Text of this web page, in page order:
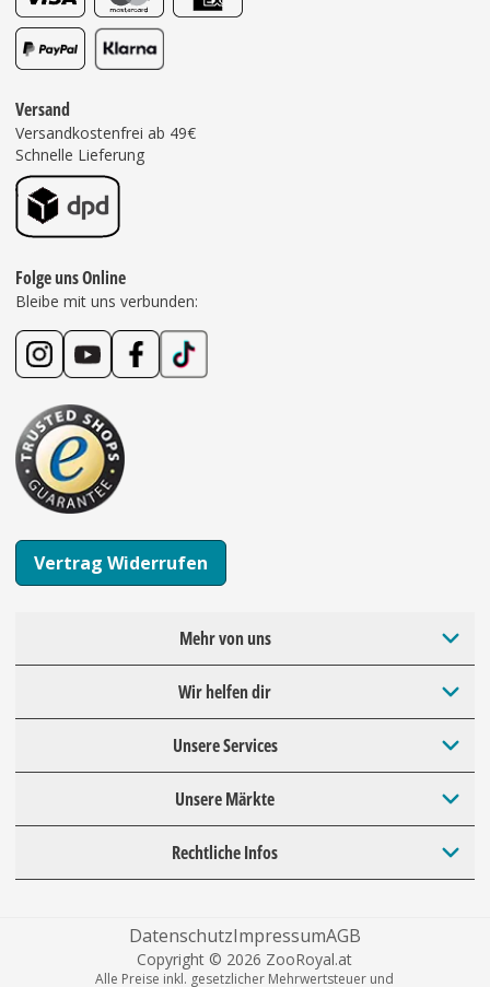
Versand
Versandkostenfrei ab 49€
Schnelle Lieferung
Folge uns Online
Bleibe mit uns verbunden:
Vertrag Widerrufen
Mehr von uns
Wir helfen dir
Unsere Services
Unsere Märkte
Rechtliche Infos
DatenschutzImpressumAGB
Copyright © 2026 ZooRoyal.at
Alle Preise inkl. gesetzlicher Mehrwertsteuer und